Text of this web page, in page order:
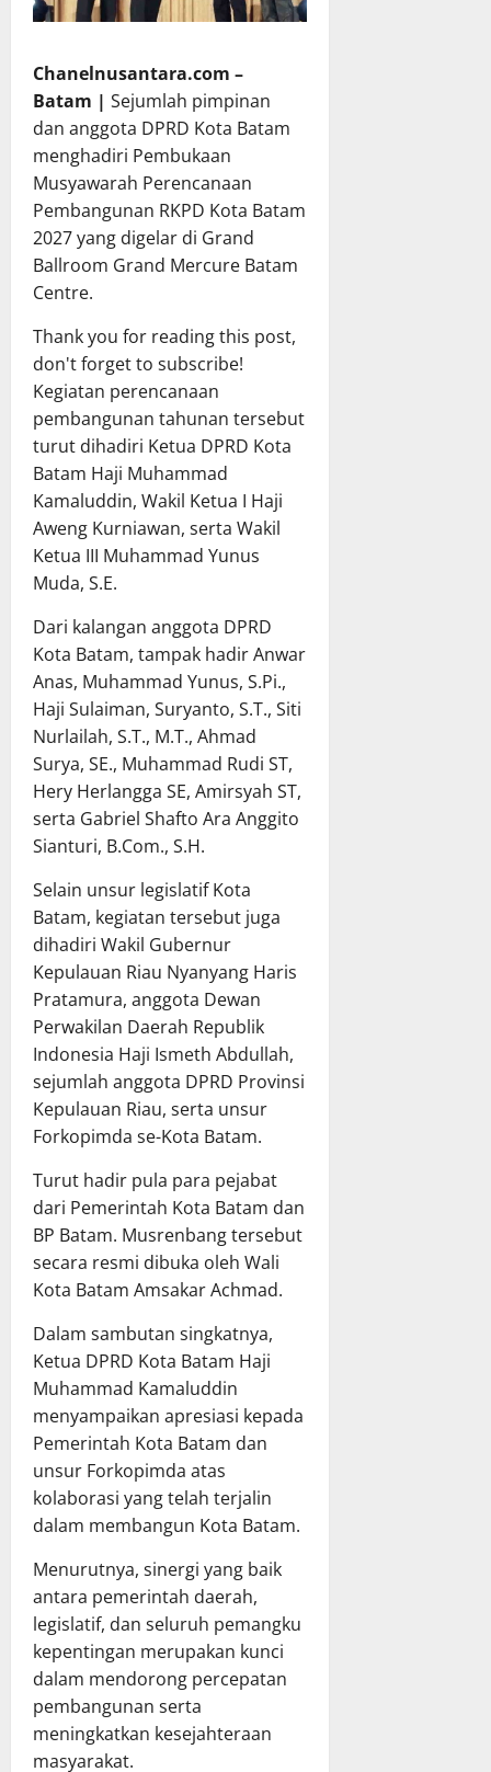
Chanelnusantara.com –
Batam | Sejumlah pimpinan
dan anggota DPRD Kota Batam
menghadiri Pembukaan
Musyawarah Perencanaan
Pembangunan RKPD Kota Batam
2027 yang digelar di Grand
Ballroom Grand Mercure Batam
Centre.
Thank you for reading this post,
don't forget to subscribe!
Kegiatan perencanaan
pembangunan tahunan tersebut
turut dihadiri Ketua DPRD Kota
Batam Haji Muhammad
Kamaluddin, Wakil Ketua I Haji
Aweng Kurniawan, serta Wakil
Ketua III Muhammad Yunus
Muda, S.E.
Dari kalangan anggota DPRD
Kota Batam, tampak hadir Anwar
Anas, Muhammad Yunus, S.Pi.,
Haji Sulaiman, Suryanto, S.T., Siti
Nurlailah, S.T., M.T., Ahmad
Surya, SE., Muhammad Rudi ST,
Hery Herlangga SE, Amirsyah ST,
serta Gabriel Shafto Ara Anggito
Sianturi, B.Com., S.H.
Selain unsur legislatif Kota
Batam, kegiatan tersebut juga
dihadiri Wakil Gubernur
Kepulauan Riau Nyanyang Haris
Pratamura, anggota Dewan
Perwakilan Daerah Republik
Indonesia Haji Ismeth Abdullah,
sejumlah anggota DPRD Provinsi
Kepulauan Riau, serta unsur
Forkopimda se-Kota Batam.
Turut hadir pula para pejabat
dari Pemerintah Kota Batam dan
BP Batam. Musrenbang tersebut
secara resmi dibuka oleh Wali
Kota Batam Amsakar Achmad.
Dalam sambutan singkatnya,
Ketua DPRD Kota Batam Haji
Muhammad Kamaluddin
menyampaikan apresiasi kepada
Pemerintah Kota Batam dan
unsur Forkopimda atas
kolaborasi yang telah terjalin
dalam membangun Kota Batam.
Menurutnya, sinergi yang baik
antara pemerintah daerah,
legislatif, dan seluruh pemangku
kepentingan merupakan kunci
dalam mendorong percepatan
pembangunan serta
meningkatkan kesejahteraan
masyarakat.